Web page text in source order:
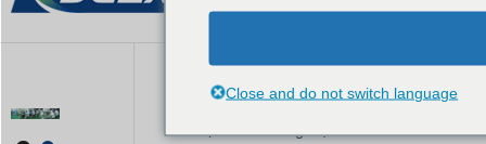
Close and do not switch language